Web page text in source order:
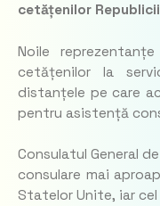
cetățenilor
Noile
cetățenilor la
distanțele pe care
pentru asistență
Consulatul General
consulare mai
Statelor Unite, iar